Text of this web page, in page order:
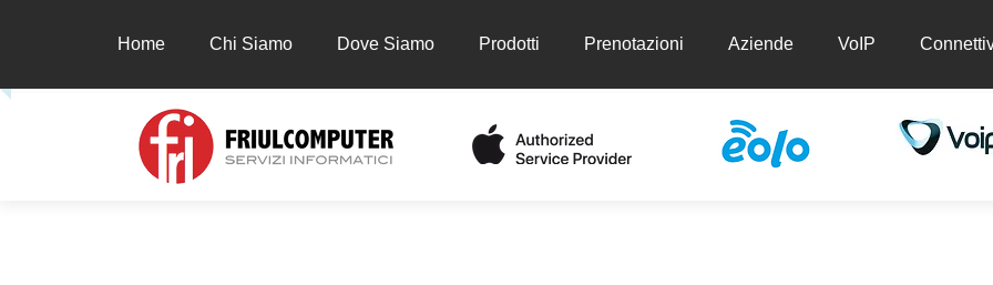
Chi Siamo Dove Siamo Prodotti Prenotazioni Aziende
Home Chi Siamo Dove Siamo Prodotti Prenotazioni Aziende VoIP